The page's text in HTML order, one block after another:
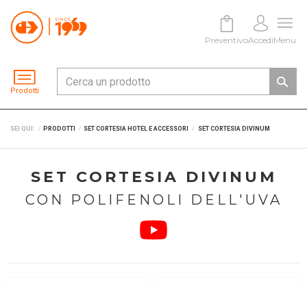
Prodotti
PreventivoAccediMenu
SEI QUI: PRODOTTI SET CORTESIA HOTEL E ACCESSORI SET CORTESIA DIVINUM
SET CORTESIA DIVINUM
CON POLIFENOLI DELL'UVA